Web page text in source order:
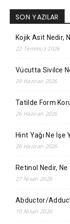
SON YAZILAR
Kojik Asit Nedir,
22 Temmuz 2026
Vücutta Sivilce
29 Haziran 2026
Tatilde Form
26 Haziran 2026
Hint Yağı Ne İşe
26 Haziran 2026
Retinol Nedir, Ne
27 Nisan 2026
Abductor/
10 Nisan 2026